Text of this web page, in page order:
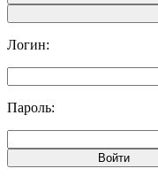
Логин:
Пароль: